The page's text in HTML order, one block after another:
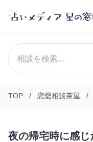
TOP / 恋愛相談茶屋 /
夜の帰宅時に感